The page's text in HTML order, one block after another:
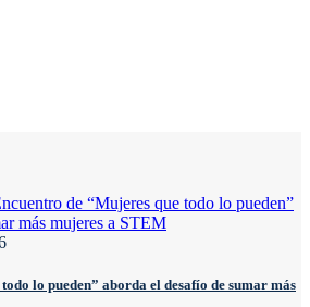
lo pueden” aborda el desafío de sumar más